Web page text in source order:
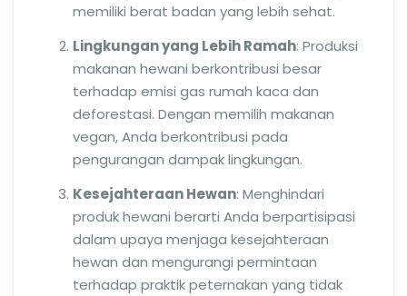
memiliki berat badan yang lebih sehat.
Lingkungan yang Lebih Ramah: Produksi
makanan hewani berkontribusi besar
terhadap emisi gas rumah kaca dan
deforestasi. Dengan memilih makanan
vegan, Anda berkontribusi pada
pengurangan dampak lingkungan.
Kesejahteraan Hewan: Menghindari
produk hewani berarti Anda berpartisipasi
dalam upaya menjaga kesejahteraan
hewan dan mengurangi permintaan
terhadap praktik peternakan yang tidak